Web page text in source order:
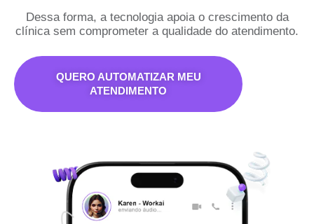
Dessa forma, a tecnologia apoia o crescimento da
clínica sem comprometer a qualidade do atendimento.
QUERO AUTOMATIZAR MEU
ATENDIMENTO